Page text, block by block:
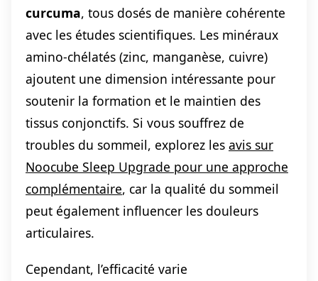
curcuma, tous dosés de manière cohérente
avec les études scientifiques. Les minéraux
amino-chélatés (zinc, manganèse, cuivre)
ajoutent une dimension intéressante pour
soutenir la formation et le maintien des
tissus conjonctifs. Si vous souffrez de
troubles du sommeil, explorez les avis sur
Noocube Sleep Upgrade pour une approche
complémentaire, car la qualité du sommeil
peut également influencer les douleurs
articulaires.
Cependant, l’efficacité varie